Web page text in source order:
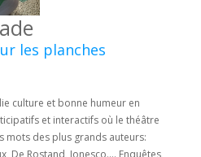
les planches
culture et bonne humeur en
et interactifs où le théâtre
mots des plus grands auteurs: